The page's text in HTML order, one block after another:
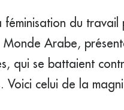
du
Arabe,
qui se battaient
Voici celui de la